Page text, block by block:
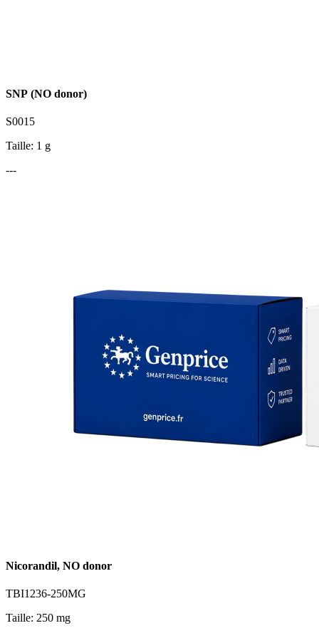
SNP (NO donor)
S0015
Taille: 1 g
---
Nicorandil, NO donor
TBI1236-250MG
Taille: 250 mg